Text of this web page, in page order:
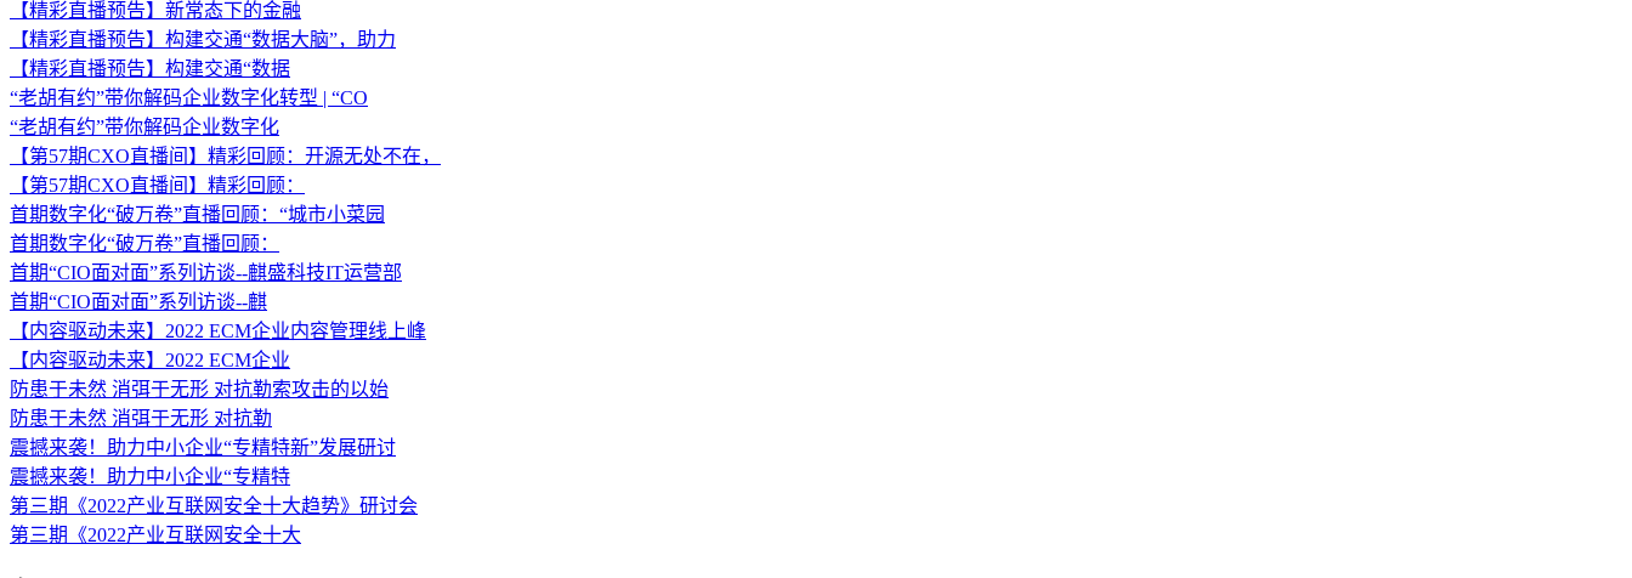
【精彩直播预告】新常态下的金融
【精彩直播预告】构建交通“数据大脑”，助力
【精彩直播预告】构建交通“数据
“老胡有约”带你解码企业数字化转型 | “CO
“老胡有约”带你解码企业数字化
【第57期CXO直播间】精彩回顾：开源无处不在，
【第57期CXO直播间】精彩回顾：
首期数字化“破万卷”直播回顾：“城市小菜园
首期数字化“破万卷”直播回顾：
首期“CIO面对面”系列访谈--麒盛科技IT运营部
首期“CIO面对面”系列访谈--麒
【内容驱动未来】2022 ECM企业内容管理线上峰
【内容驱动未来】2022 ECM企业
防患于未然 消弭于无形 对抗勒索攻击的以始
防患于未然 消弭于无形 对抗勒
震撼来袭！助力中小企业“专精特新”发展研讨
震撼来袭！助力中小企业“专精特
第三期《2022产业互联网安全十大趋势》研讨会
第三期《2022产业互联网安全十大